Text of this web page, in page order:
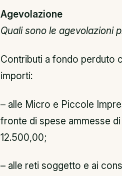
Agevolazione
Quali sono le agevolazioni
Contributi a fondo perduto
importi:
– alle Micro e Piccole
fronte di spese ammesse
12.500,00;
– alle reti soggetto e ai